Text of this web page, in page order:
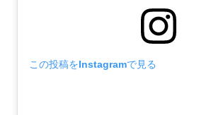
この投稿をInstagramで見る